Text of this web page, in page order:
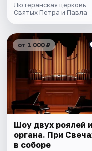
Лютеранская церковь
Святых Петра и Павла
от 1 000 ₽
Шоу двух роялей и
органа. При
в соборе